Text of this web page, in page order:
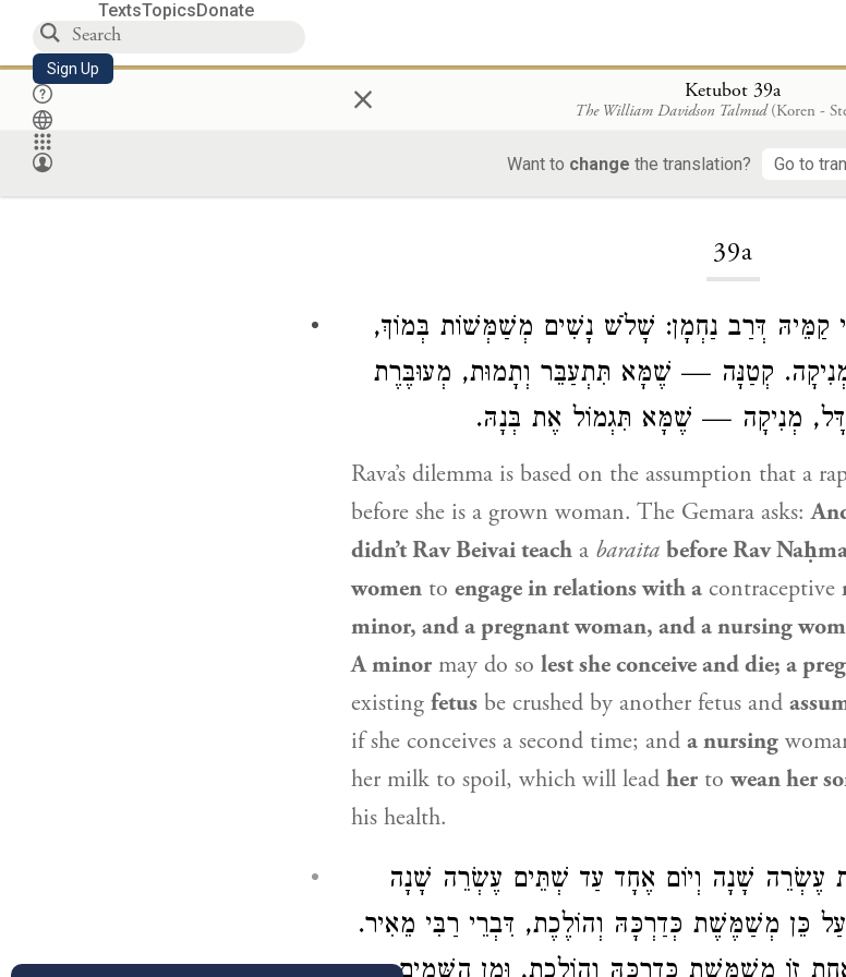
TextsTopicsDonate
Sign Up × Ketubot 39a
The William Davidson Talmud (Koren -
Want to change the translation? Go to
39a
קַמֵּיהּ דְּרַב נַחְמָן: שָׁלֹשׁ נָשִׁים מְשַׁמְּשׁוֹת בְּמוֹךְ,
קְטַנָּה — שֶׁמָּא תִּתְעַבֵּר וְתָמוּת, מְעוּבֶּרֶת
מְנִיקָה — שֶׁמָּא תִּגְמוֹל אֶת בְּנָהּ.
Rava’s dilemma is based on the assumption that a
before she is a grown woman. The Gemara asks:
didn’t Rav Beivai teach a baraita before Rav
women to engage in relations with a contraceptive
minor, and a pregnant woman, and a nursing
A minor may do so lest she conceive and die; a
existing fetus be crushed by another fetus and
if she conceives a second time; and a nursing
her milk to spoil, which will lead her towean her
his health.
עֶשְׂרֵה שָׁנָה וְיוֹם אֶחָד עַד שְׁתֵּים עֶשְׂרֵה שָׁנָה
עַל כֵּן מְשַׁמֶּשֶׁת כְּדַרְכָּהּ וְהוֹלֶכֶת, דִּבְרֵי רַבִּי מֵאִיר.